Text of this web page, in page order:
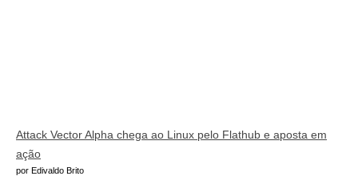
Attack Vector Alpha chega ao Linux pelo Flathub e aposta em
ação
por Edivaldo Brito